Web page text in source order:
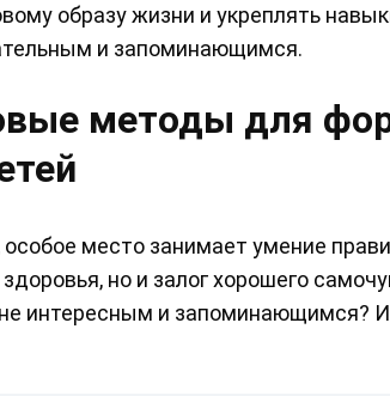
образу жизни и укреплять
и запоминающимся.
методы для
место занимает умение
но и залог хорошего
интересным и запоминающимся?